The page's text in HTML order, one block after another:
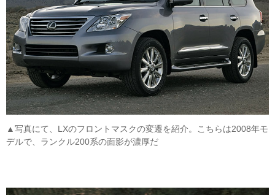
▲写真にて、LXのフロントマスクの変遷を紹介。こちらは2008年モ
デルで、ランクル200系の面影が濃厚だ